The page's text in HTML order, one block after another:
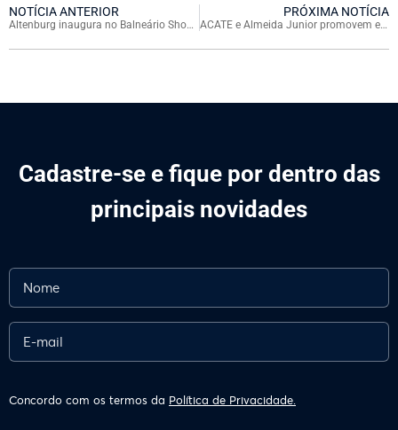
NOTÍCIA ANTERIOR
Altenburg inaugura no Balneário Shopping e inova com loja focada na experiência do cliente
PRÓXIMA NOTÍCIA
ACATE e Almeida Junior promovem evento que impulsiona inovações no varejo durante o Varejo Tech Day
Cadastre-se e fique por dentro das
principais novidades
Concordo com os termos da Política de Privacidade.